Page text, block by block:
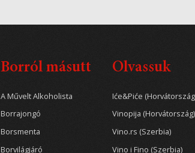
Borról másutt
A Művelt Alkoholista
Borrajongó
Borsmenta
Borvilágjáró
Olvassuk
Iće&Piće
Vinopija (Horvátország)
Vino.rs (Szerbia)
Vino i Fino (Szerbia)